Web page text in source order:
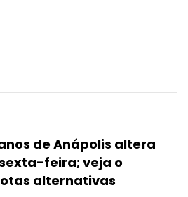
de Anápolis altera
feira; veja o
alternativas